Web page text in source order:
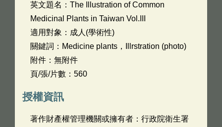
英文題名： The Illustration of Common
Medicinal Plants in Taiwan Vol.III
適用對象：成人(學術性)
關鍵詞：Medicine plants，Illrstration (photo)
附件：無附件
頁/張/片數：560
授權資訊
著作財產權管理機關或擁有者：行政院衛生署